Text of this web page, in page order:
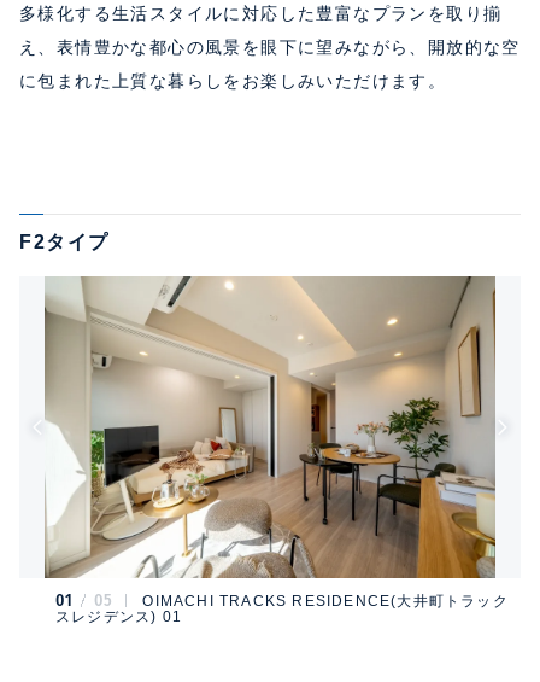
多様化する生活スタイルに対応した豊富なプランを取り揃
え、表情豊かな都心の風景を眼下に望みながら、開放的な空
に包まれた上質な暮らしをお楽しみいただけます。
F2タイプ
01 05
OIMACHI TRACKS RESIDENCE(大井町トラック
スレジデンス) 01